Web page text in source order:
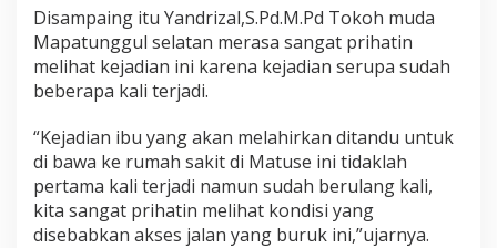
a
u
M
e
h
i
r
k
a
n
Disampaing itu Yandrizal,S.Pd.M.Pd Tokoh muda
Mapatunggul selatan merasa sangat prihatin
melihat kejadian ini karena kejadian serupa sudah
beberapa kali terjadi.
“Kejadian ibu yang akan melahirkan ditandu untuk
di bawa ke rumah sakit di Matuse ini tidaklah
pertama kali terjadi namun sudah berulang kali,
kita sangat prihatin melihat kondisi yang
disebabkan akses jalan yang buruk ini,”ujarnya.